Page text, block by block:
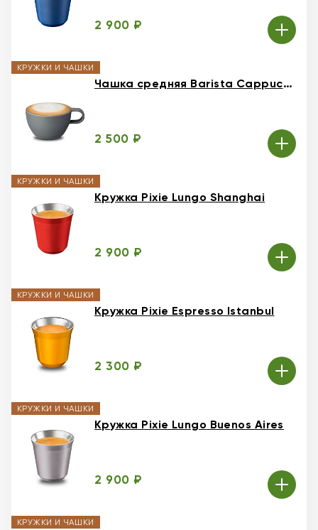
2 900 ₽
КРУЖКИ И ЧАШКИ
Чашка средняя Barista Cappuccino
2 500 ₽
КРУЖКИ И ЧАШКИ
Кружка Pixie Lungo Shanghai
2 900 ₽
КРУЖКИ И ЧАШКИ
Кружка Pixie Espresso Istanbul
2 300 ₽
КРУЖКИ И ЧАШКИ
Кружка Pixie Lungo Buenos Aires
2 900 ₽
КРУЖКИ И ЧАШКИ